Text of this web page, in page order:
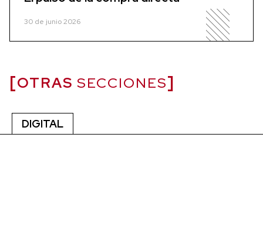
30 de junio 2026
OTRAS SECCIONES
DIGITAL